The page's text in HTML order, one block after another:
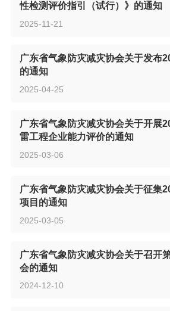
性检测评价指引（试行）》的通知
2025-11-21
广东省气象防灾减灾协会关于发布
的通知
2025-04-25
广东省气象防灾减灾协会关于开展
雷工程企业能力评价的通知
2025-03-06
广东省气象防灾减灾协会关于征集
项目的通知
2025-03-05
广东省气象防灾减灾协会关于召开
会的通知
2024-12-10